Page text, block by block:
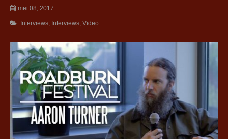
mei 08, 2017
Interviews, Interviews, Video